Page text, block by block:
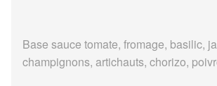
Base sauce tomate, fromage, basilic,
champignons, artichauts, chorizo,